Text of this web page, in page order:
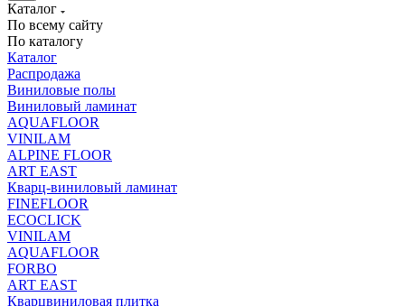
Каталог
По всему сайту
По каталогу
Каталог
Распродажа
Виниловые полы
Виниловый ламинат
AQUAFLOOR
VINILAM
ALPINE FLOOR
ART EAST
Кварц-виниловый ламинат
FINEFLOOR
ECOCLICK
VINILAM
AQUAFLOOR
FORBO
ART EAST
Кварцвиниловая плитка